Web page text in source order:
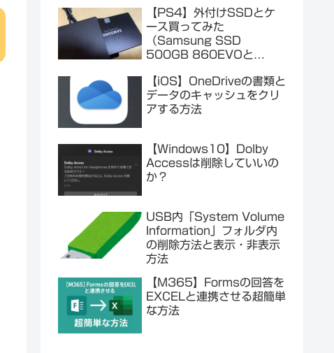
【PS4】外付けSSDとケ
ース買ってみた
（Samsung SSD
500GB 860EVOと
【iOS】OneDriveの書類と
データのキャッシュをクリ
アする方法
【Windows10】Dolby
Accessは削除していいの
か？
USB内「System Volume
Information」フォルダ内
の削除方法と表示・非表示
方法
【M365】Formsの回答を
EXCELと連携させる超簡単
な方法